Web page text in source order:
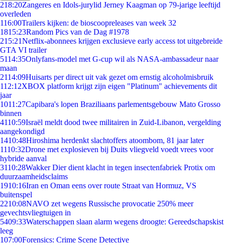
218:20Zangeres en Idols-jurylid Jerney Kaagman op 79-jarige leeftijd
overleden
116:00Trailers kijken: de bioscoopreleases van week 32
1815:23Random Pics van de Dag #1978
215:21Netflix-abonnees krijgen exclusieve early access tot uitgebreide
GTA VI trailer
5114:35Onlyfans-model met G-cup wil als NASA-ambassadeur naar
maan
2114:09Huisarts per direct uit vak gezet om ernstig alcoholmisbruik
112:12XBOX platform krijgt zijn eigen "Platinum" achievements dit
jaar
1011:27Capibara's lopen Braziliaans parlementsgebouw Mato Grosso
binnen
4110:59Israël meldt dood twee militairen in Zuid-Libanon, vergelding
aangekondigd
1410:48Hiroshima herdenkt slachtoffers atoombom, 81 jaar later
1110:32Drone met explosieven bij Duits vliegveld voedt vrees voor
hybride aanval
3110:28Wakker Dier dient klacht in tegen insectenfabriek Protix om
duurzaamheidsclaims
1910:16Iran en Oman eens over route Straat van Hormuz, VS
buitenspel
2210:08NAVO zet wegens Russische provocatie 250% meer
gevechtsvliegtuigen in
5409:33Waterschappen slaan alarm wegens droogte: Gereedschapskist
leeg
107:00Forensics: Crime Scene Detective